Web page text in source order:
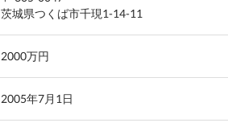
茨城県つくば市千現1-14-11
2000万円
2005年7月1日